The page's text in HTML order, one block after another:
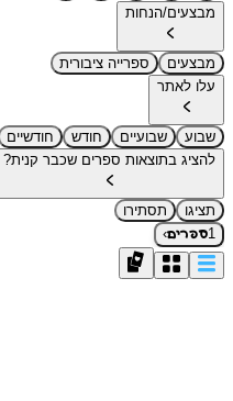
מבצעים/הנחות
מבצעים
ספרייה ציבורית
עלו לאתר
שבוע שבועיים חודש
חודשיים
להציג בתוצאות ספרים שכבר קנית?
תציגו
תסתירו
1ספרים›